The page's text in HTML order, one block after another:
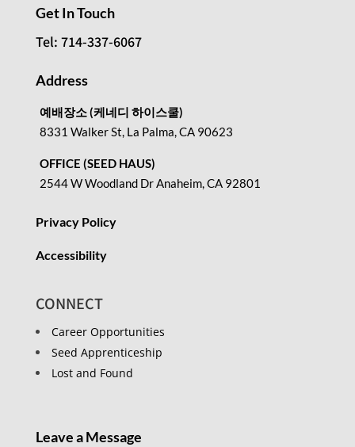
Get In Touch
Tel: 714-337-6067
Address
예배장소 (케네디 하이스쿨)
8331 Walker St, La Palma, CA 90623
OFFICE (SEED HAUS)
2544 W Woodland Dr Anaheim, CA 92801
Privacy Policy
Accessibility
CONNECT
Career Opportunities
Seed Apprenticeship
Lost and Found
Leave a Message